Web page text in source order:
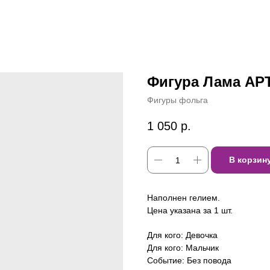
Фигура Лама
Фигуры фольга
1 050 р.
В
Наполнен гелием.
Цена указана за 1 шт.
Для кого: Девочка
Для кого: Мальчик
Событие: Без повода